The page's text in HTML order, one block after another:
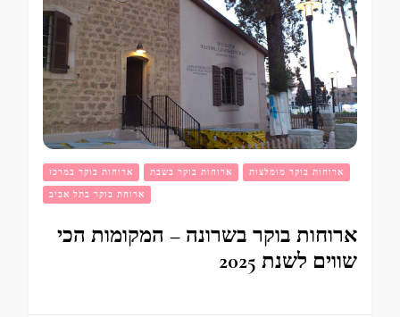
ארוחות בוקר במרכז ארוחות בוקר בשבת
ארוחות בוקר מומלצות
ארוחת בוקר בתל אביב
ארוחות בוקר בשרונה – המקומות הכי
שווים לשנת 2025